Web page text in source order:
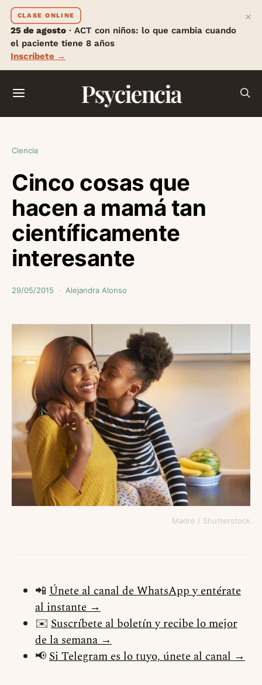
CLASE ONLINE
25 de agosto · ACT con niños: lo que cambia cuando
el paciente tiene 8 años
Inscríbete →
×
Psyciencia
Ciencia
Cinco cosas que
hacen a mamá tan
científicamente
interesante
29/05/2015 Alejandra Alonso
Madre / Shutterstock
📲 Únete al canal de WhatsApp y entérate
al instante →
✉️ Suscríbete al boletín y recibe lo mejor
de la semana →
📢Si Telegram es lo tuyo, únete al canal →